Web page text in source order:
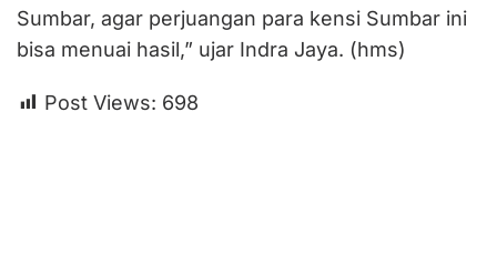
Sumbar, agar perjuangan para kensi Sumbar ini
bisa menuai hasil,” ujar Indra Jaya. (hms)
Post Views: 698